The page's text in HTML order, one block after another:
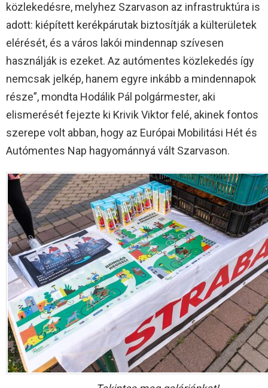
közlekedésre, melyhez Szarvason az infrastruktúra is
adott: kiépített kerékpárutak biztosítják a külterületek
elérését, és a város lakói mindennap szívesen
használják is ezeket. Az autómentes közlekedés így
nemcsak jelkép, hanem egyre inkább a mindennapok
része”, mondta Hodálik Pál polgármester, aki
elismerését fejezte ki Krivik Viktor felé, akinek fontos
szerepe volt abban, hogy az Európai Mobilitási Hét és
Autómentes Nap hagyománnyá vált Szarvason.